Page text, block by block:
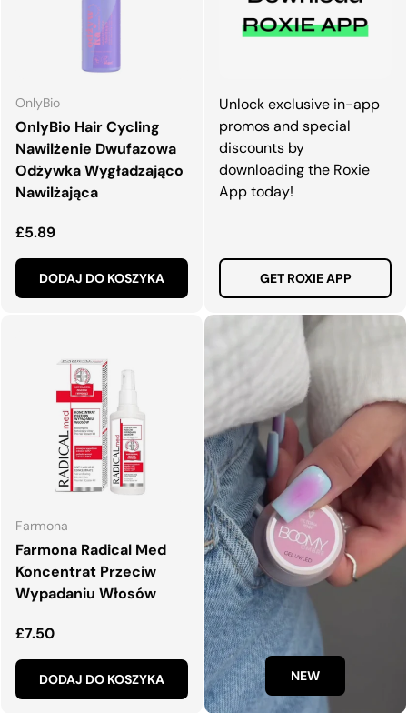
OnlyBio
OnlyBio Hair Cycling
Nawilżenie Dwufazowa
Odżywka Wygładzająco
Nawilżająca
Normalna cena
£5.89
DODAJ DO KOSZYKA
Unlock exclusive in-app
promos and special
discounts by
downloading the Roxie
App today!
GET ROXIE APP
Farmona
Farmona Radical Med
Koncentrat Przeciw
Wypadaniu Włosów
Normalna cena
£7.50
DODAJ DO KOSZYKA NEW